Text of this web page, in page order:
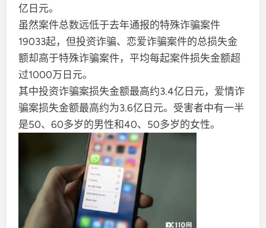
亿日元。
虽然案件总数远低于去年通报的特殊诈骗案件
19033起，但投资诈骗、恋爱诈骗案件的总损失金
额却高于特殊诈骗案件，平均每起案件损失金额超
过1000万日元。
其中投资诈骗案损失金额最高约3.4亿日元，爱情诈
骗案损失金额最高约为3.6亿日元。受害者中有一半
是50、60多岁的男性和40、50多岁的女性。